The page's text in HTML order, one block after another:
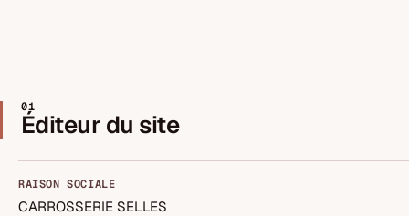
01
Éditeur du site
RAISON SOCIALE
CARROSSERIE SELLES